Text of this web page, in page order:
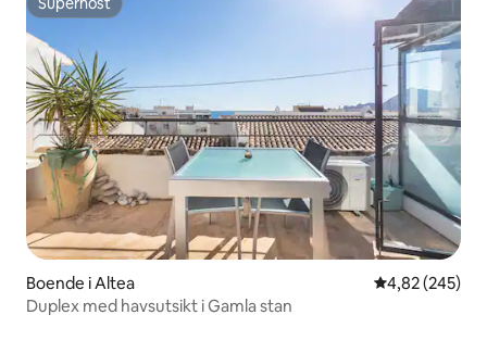
Superhost
Boende i Altea 4,82 av 5 i
4,82 (245)
Duplex med havsutsikt i Gamla stan